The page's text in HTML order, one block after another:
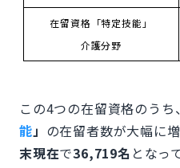
在留資格「特定技能」
介護分野
この4つの在留資格のう
能」 の在留者数が大幅に
末現在で36,719名 となっ